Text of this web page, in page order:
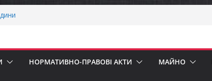
НОРМАТИВНО-ПРАВОВІ АКТИ МАЙНО